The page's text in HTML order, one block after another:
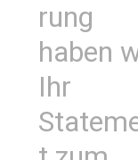
rung
haben
Ihr